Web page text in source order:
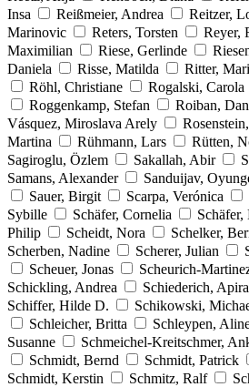
Insa
Reißmeier, Andrea Reitzer,
Marinovic
Reters, Torsten Reyer,
Maximilian
Riese, Gerlinde
Daniela
Risse, Matilda Ritter,
Röhl, Christiane
Rogalski, Carola
Roggenkamp, Stefan
Roiban,
Vásquez, Miroslava Arely
Martina
Rühmann, Lars Rütten,
Sagiroglu, Özlem
Sakallah, Abir
Samans, Alexander
Sanduijav,
Sauer, Birgit
Scarpa, Verónica
Sybille
Schäfer, Cornelia Schäfer,
Philip
Scheidt, Nora Schelker,
Scherben, Nadine
Scherer, Julian
Scheuer, Jonas
Scheurich-
Schickling, Andrea
Schiederich,
Schiffer, Hilde D.
Schikowski,
Schleicher, Britta
Schleypen,
Susanne
Schmeichel-Kreitschmer,
Schmidt, Bernd
Schmidt, Patrick
Schmidt, Kerstin
Schmitz, Ralf